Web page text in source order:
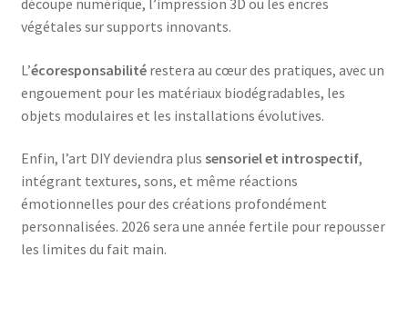
découpe numérique, l’impression 3D ou les encres
végétales sur supports innovants.
L’écoresponsabilitérestera au cœur des pratiques, avec un
engouement pour les matériaux biodégradables, les
objets modulaires et les installations évolutives.
Enfin, l’art DIY deviendra plus sensoriel et introspectif,
intégrant textures, sons, et même réactions
émotionnelles pour des créations profondément
personnalisées. 2026 sera une année fertile pour repousser
les limites du fait main.